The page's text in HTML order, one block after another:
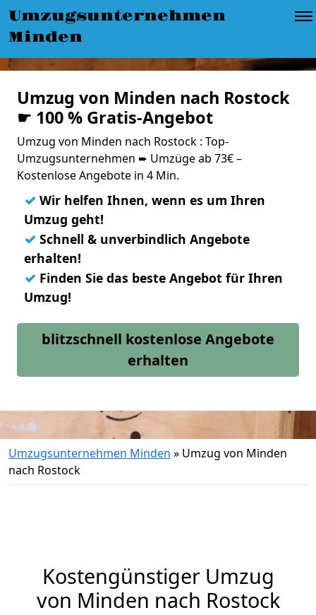
Umzugsunternehmen
Minden
Umzug von Minden nach Rostock
☛ 100 % Gratis-Angebot
Umzug von Minden nach Rostock : Top-
Umzugsunternehmen ➨ Umzüge ab 73€ –
Kostenlose Angebote in 4 Min.
✓ Wir helfen Ihnen, wenn es um Ihren
Umzug geht!
✓ Schnell & unverbindlich Angebote
erhalten!
✓ Finden Sie das beste Angebot für Ihren
Umzug!
blitzschnell kostenlose Angebote
erhalten
Umzugsunternehmen Minden » Umzug von Minden
nach Rostock
Kostengünstiger Umzug
von Minden nach Rostock